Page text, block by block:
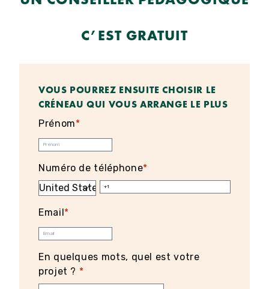
C’EST GRATUIT
VOUS POURREZ ENSUITE CHOISIR LE
CRÉNEAU QUI VOUS ARRANGE LE PLUS
Prénom*
Numéro de téléphone*
Email*
En quelques mots, quel est votre
projet ? *